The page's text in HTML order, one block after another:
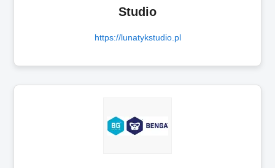
Studio
https://lunatykstudio.pl